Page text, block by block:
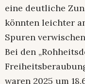
eine deutliche
könnten leichter
Spuren
Bei den
waren 2025 um